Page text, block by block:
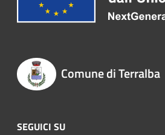
Comune di Terralba
SEGUICI SU